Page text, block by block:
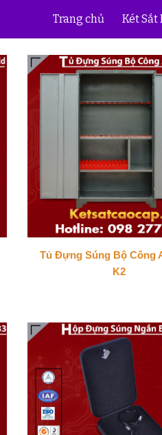
Skip to main content
Trang chủ Két Sắt
Tủ Đựng Súng Bộ Công
K2